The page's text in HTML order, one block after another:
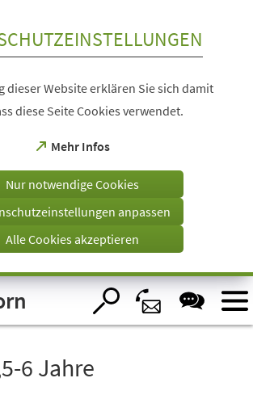
dieser Website erklären Sie sich damit
diese Seite Cookies verwendet.
Mehr Infos
(Öffnet
einem
Tab)
Nur notwendige Cookies
anpassen
Alle Cookies akzeptieren
6 Jahre